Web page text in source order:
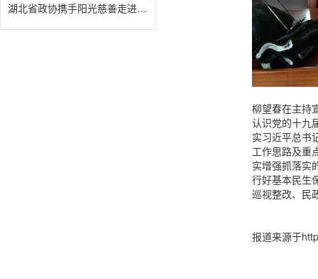
湖北省政协携手阳光慈善走进房县扶
柳望春在主持
认识党的十九
实习近平总书
工作思路及重
实增强抓落实
行好基本民生
巡视整改、民
报道来源于